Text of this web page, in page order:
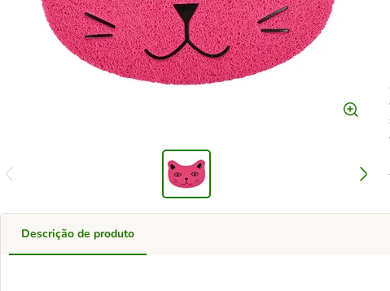
Descrição de produto